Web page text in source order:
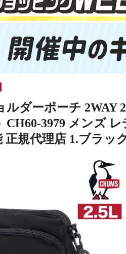
ルダーポーチ 2WAY
CH60-3979 メンズ
正規代理店 1.ブラッ